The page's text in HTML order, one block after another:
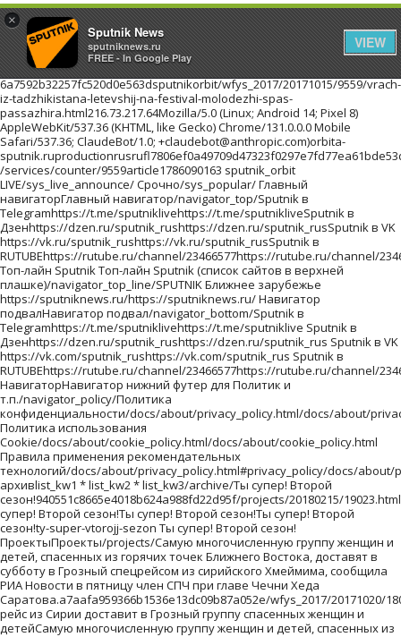
6a7592b32257fc520d0e563dsputnikorbit/wfys_2017/20171015/9559/vrach-iz-tadzhikistana-letevshij-na-festival-molodezhi-spas-passazhira.html216.73.217.64Mozilla/5.0 (Linux; Android 14; Pixel 8) AppleWebKit/537.36 (KHTML, like Gecko) Chrome/131.0.0.0 Mobile Safari/537.36; ClaudeBot/1.0; +claudebot@anthropic.com)orbita-sputnik.ruproductionrusrufl7806ef0a49709d47323f0297e7fd77ea61bde53d709c7b98201710151//images/https://id.sputniknews.com/images/orbit/110001000030000https://cm.sputniknews.com/chatf4uoHwgT3L1productionhttps://sputniknews.ru.sputniknews.ru4419376 /services/counter/9559article1786090163 sputnik_orbit LIVE/sys_live_announce/ Срочно/sys_popular/ Главный навигаторГлавный навигатор/navigator_top/Sputnik в Telegramhttps://t.me/sputniklivehttps://t.me/sputnikliveSputnik в Дзенhttps://dzen.ru/sputnik_rushttps://dzen.ru/sputnik_rusSputnik в VK https://vk.ru/sputnik_rushttps://vk.ru/sputnik_rusSputnik в RUTUBEhttps://rutube.ru/channel/23466577https://rutube.ru/channel/23466577 Топ-лайн Sputnik Топ-лайн Sputnik (список сайтов в верхней плашке)/navigator_top_line/SPUTNIK Ближнее зарубежье https://sputniknews.ru/https://sputniknews.ru/ Навигатор подвалНавигатор подвал/navigator_bottom/Sputnik в Telegramhttps://t.me/sputniklivehttps://t.me/sputniklive Sputnik в Дзенhttps://dzen.ru/sputnik_rushttps://dzen.ru/sputnik_rus Sputnik в VK https://vk.com/sputnik_rushttps://vk.com/sputnik_rus Sputnik в RUTUBEhttps://rutube.ru/channel/23466577https://rutube.ru/channel/23466577 НавигаторНавигатор нижний футер для Политик и т.п./navigator_policy/Политика конфиденциальности/docs/about/privacy_policy.html/docs/about/privacy_policy.html Политика использования Cookie/docs/about/cookie_policy.html/docs/about/cookie_policy.html Правила применения рекомендательных технологий/docs/about/privacy_policy.html#privacy_policy/docs/about/privacy_policy.html#privacy_policy архивlist_kw1 * list_kw2 * list_kw3/archive/Ты супер! Второй сезон!940551c8665e4018b624a988fd22d95f/projects/20180215/19023.htmlТы супер! Второй сезон!Ты супер! Второй сезон!Ты супер! Второй сезон!ty-super-vtorojj-sezon Ты супер! Второй сезон! ПроектыПроекты/projects/Самую многочисленную группу женщин и детей, спасенных из горячих точек Ближнего Востока, доставят в субботу в Грозный спецрейсом из сирийского Хмеймима, сообщила РИА Новости в пятницу член СПЧ при главе Чечни Хеда Саратова.a7aafa959366b1536e13dc09b87a052e/wfys_2017/20171020/18042.htmlПервый рейс из Сирии доставит в Грозный группу спасенных женщин и детейСамую многочисленную группу женщин и детей, спасенных из горячих точек Ближнего Востока, доставят в субботу в Грозный спецрейсом из сирийского Хмеймима, сообщила РИА Новости в пятницу член СПЧ при главе Чечни Хеда Саратова.pervyjj-rejjs-iz-sirii-dostavit-v-groznyjj-gruppu-spasennykh-zhenshhin-i-detejj WFYS-2017WFYS-2017/wfys_2017/Мужчина с ножом напал на посетителей торгового центра на юго-востоке Польши, сообщает радиостанция RFM FM. Один человек погиб, еще восемь получили ранения.2b27cdb07bc2eb7a71c2b953f1777c13/wfys_2017/20171020/18035.htmlВ Польше мужчина с ножом напал на посетителей торгового центраМужчина с ножом напал на посетителей торгового центра на юго-востоке Польши, сообщает радиостанция RFM FM. Один человек погиб, еще восемь получили ранения.v-polshe-muzhchina-s-nozhom-napal-na-posetitelejj-torgovogo-centra WFYS-2017WFYS-2017/wfys_2017/Около тысячи гостей приглашены на премьеру "Матильды" в Петербурге, которая состоится 23 октября в Мариинском театре, сообщил РИА Новости представитель организатора кинопоказа.e207a4eb8e2cc1ed90f6dace8bc7f266/wfys_2017/20171020/18029.htmlНа премьеру "Матильды" в Петербурге приглашены около тысячи гостейОколо тысячи гостей приглашены на премьеру "Матильды" в Петербурге, которая состоится 23 октября в Мариинском театре, сообщил РИА Новости представитель организатора кинопоказа.na-premeru-matildy-v-peterburge-priglasheny-okolo-tysjachi-gostejj WFYS-2017WFYS-2017/wfys_2017/Правительство Испании на заседании в предстоящую субботу намерено применить статью 155 Конституции страны, предполагающую возможность приостановки автономного статуса Каталонии, заявил испанский премьер Мариано Рахой на пресс-конференции в Брюсселе.67e8a19faa971a455b368320404caeaf/wfys_2017/20171020/18024.htmlМадрид в субботу применит статью Конституции, лишающую Каталонию автономииПравительство Испании на заседании в предстоящую субботу намерено применить статью 155 Конституции страны, предполагающую возможность приостановки автономного статуса Каталонии, заявил испанский премьер Мариано Рахой на пресс-конференции в Брюсселе.madrid-v-subbotu-primenit-statju-konstitucii-lishajushhuju-kataloniju-avtonomii WFYS-2017WFYS-2017/wfys_2017/ архивlist_kw1 * list_kw2 * list_kw3/archive/ Инфографика/sys_infographics/b059c3cfb8f6f2a2bded5da6f13eaae2/20210401/obrazovanie-lidery-strany-byvshee-ussr-1033117848.htmlОбразование лидеров стран бывшего СССРОпыт президента далеко не исчерпывается его образованием, но все же это важный фактор становления личности. Где учились лидеры стран бывшего СССР - в инфографикеobrazovanie-liderov-stran-byvshego-sssrobrazovanie-lidery-strany-byvshee-ussr0/20210401/obrazovanie-lidery-strany-byvshee-ussr-1033117848.htmlИнфографикаНовости и события Таджикистана в формате инфографика/infographics/truetruetrueИнфографикаСмотрите инфографики об актуальных событиях в России, Таджикистане и мире на сайте Sputnik ТаджикистанИнфографикаГде учились лидеры стран бывшего СССРГде учились лидеры стран бывшего СССРИнфографика1034271979sputnik_infographicsSputnik/c79d9d/07e5/04/01/1033116733.png099801497/07e5/04/01/1033116733.png09984631212/07e5/04/01/1033116733.png099810701236/07e5/04/01/1033116733.png09989871320/07e5/04/01/1033116733.png09989041403/07e5/04/01/1033116733.png09988211486/07e5/04/01/1033116733.png09989541353/07e5/04/01/1033116733.png09988731434/07e5/04/01/1033116733.png09986541652/07e5/04/01/1033116733.png099802307/07e5/04/01/1033116733.png/07e5/04/01/1033116733.png/07e5/04/01/1033116733.png/07e5/04/01/1033116733.png0998362971/07e5/04/01/1033116733.png0998390943/07e5/04/01/1033116733.png0998334999/07e5/04/01/1033116733.png09982941039/07e5/04/01/1033116733.png09983101023/07e5/04/01/1033116733.png09981681166/07e5/04/01/1033116733.png0998344989/07e5/04/01/1033116733.png0998411922/07e5/04/01/1033116733.png099801395/07e5/04/01/1033116733.png09981771156/07e5/04/01/1033116733.png0998384949/07e5/04/01/1033116733.png0998359974/07e5/04/01/1033116733.png09981181215/07e5/04/01/1033116733.png0998353980/07e5/04/01/1033116733.png01000396937/07e5/04/01/1033116733.png09983151018/07e5/04/01/1033116733.png0998358975/07e5/04/01/1033116733.png09982921041/07e5/04/01/1033116733.png09983011032/07e5/04/01/1033116733.png09982511082/07e5/04/01/1033116733.png01036373961/07e5/04/01/1033116733.png09983101023/07e5/04/01/1033116733.png012003291004/07e5/04/01/1033116733.png09981681166/07e5/04/01/1033116733.png0998401932/07e5/04/01/1033116733.png01000447887/07e5/04/01/1033116733.png0998386947 Видеоhttps://tj.sputniknews.ru/video/https://tj.sputniknews.ru/video/ Фотоленты/sys_photo/abee0543fb5a22545ed4f47ad4daab24/20210405/foto-katoliki-easter-2021-1033135838.htmlПасха в маске: католики со всего мира отметили христианский праздник - фотоПоследователи Евангелическо-лютеранской и Римско-католической церквей отметили Пасху, или Воскресение Христовоpaskha-v-maske-katoliki-so-vsego-mira-otmetili-khristianskijj-prazdnik--fotofoto-katoliki-easter-2021/20210405/foto-katoliki-easter-2021-1033135838.htmlФотоФото: последние новости Таджикистана и мира в фотографиях/photo/truetruetrueФотофото фотография снимок кадр Самые интересные и яркие фотографии с места событий - смотрите на сайте Sputnik ТаджикистанФотоВерующая на воскресной пасхальной службе в Шри-Ланке католики Пасха праздник религия страны католичество флпасхавмире 2https://tj.sputniknews.ru/docs/reuters.htmlreuters_photoREUTERS\Dinuka LiyanawatteA devotee attends the Easter Sunday prayers at the one of the April 21's Easter Sunday bomb attacked churches St. Sebastian's Church in 2019, in Katuwapitiya, Sri Lanka April 4, 2021. Верующая на воскресной пасхальной службе в Шри-Ланке DO NOT USE! // НЕ ИСПОЛЬЗОВАТЬ! Действие договора с REUTERS прекращено07e5/04/05/1033135049.jpg02947779127007e5/04/05/1033135049.jpg79021550204807e5/04/05/1033135049.jpg02947534151607e5/04/05/1033135049.jpg02947288176107e5/04/05/1033135049.jpg0294743200707e5/04/05/1033135049.jpg02947436161407e5/04/05/1033135049.jpg02947196185307e5/04/05/1033135049.jpg10728380204807e5/04/05/1033135049.jpg44924970204807e5/04/05/1033135049.jpg029460204807e5/04/05/1033135049.jpg07e5/04/05/1033135049.jpg07e5/04/05/1033135049.jpg07e5/04/05/1033135049.jpg52226100204807e5/04/05/1033135049.jpg0294653185107e5/04/05/1033135049.jpg02946155174907e5/04/05/1033135049.jpg83322990204807e5/04/05/1033135049.jpg0294642186207e5/04/05/1033135049.jpg54225900204807e5/04/05/1033135049.jpg63524970204807e5/04/05/1033135049.jpg54225900204807e5/04/05/1033135049.jpg33727950204807e5/04/05/1033135049.jpg02946197170707e5/04/05/1033135049.jpg02946123178107e5/04/05/1033135049.jpg02946119178507e5/04/05/1033135049.jpg029460190607e5/04/05/1033135049.jpg0294646185807e5/04/05/1033135049.jpg02946304160007e5/04/05/1033135049.jpg02946168173607e5/04/05/1033135049.jpg0294626187807e5/04/05/1033135049.jpg19429380204807e5/04/05/1033135049.jpg15429460204807e5/04/05/1033135049.jpg029460196407e5/04/05/1033135049.jpg02946137176707e5/04/05/1033135049.jpg4229460204807e5/04/05/1033135049.jpg02946123178
×
Sputnik News
sputniknews.ru
FREE - In Google Play
VIEW